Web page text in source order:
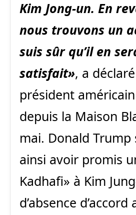
Kim Jong-un. En
nous trouvons un
suis sûr qu’il en
satisfait», a
président
depuis la Maison
mai. Donald Trump
ainsi avoir promis
Kadhafi» à Kim
d’absence d’accord